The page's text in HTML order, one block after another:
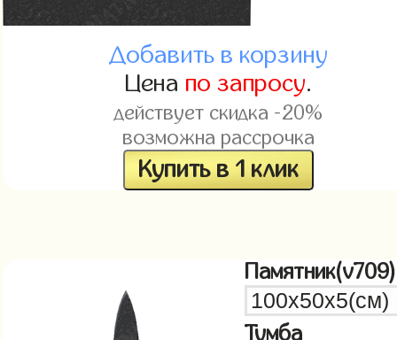
Добавить в корзину
Цена по запросу.
действует скидка -20%
возможна рассрочка
Купить в 1 клик
Памятник(v709)
Тумба